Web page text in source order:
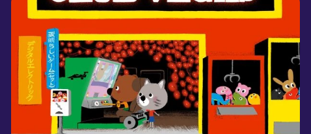
floden…